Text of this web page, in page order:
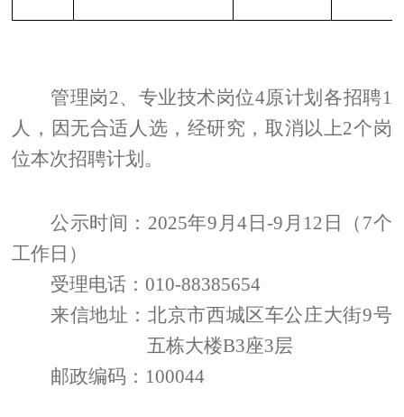
管理岗2、专业技术岗位4原计划 各招聘1
人，因无合适人选，经研究 ，取消以上2个岗
位本次招聘计划。
公示时间：2025年9 月4 日-9 月 12 日（ 7个
工作日）
受理电话：010-88385654
来信地址：北京市西城区车公庄大街9号
五栋大楼B3座3层
邮政编码：100044